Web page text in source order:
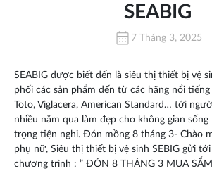
SEABIG
calendar_month 7 Tháng 3, 2025
SEABIG được biết đến là siêu thị thiết bị vệ
phối các sản phẩm đến từ các hãng nổi
Toto, Viglacera, American Standard… tới
nhiều năm qua làm đẹp cho không gian
trọng tiện nghi. Đón mồng 8 tháng 3- Chào
phụ nữ, Siêu thị thiết bị vệ sinh SEBIG gửi
chương trình : ” ĐÓN 8 THÁNG 3 MUA SẮM